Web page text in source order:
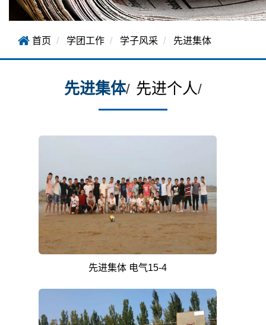
首页 学团工作 学子风采 先进集体
先进集体/ 先进个人/
先进集体 电气15-4